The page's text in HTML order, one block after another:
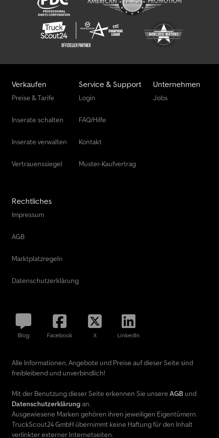
Verzurringe 4 Stück in den Seitenbordwänden integriert,
Zugkraft 400 kg pro Zurring, Dekra geprüft, mit 100 km/h
Zulassung. Chsdpfx Asri Tccsbpoa
Verkaufen
Preise & Tarife
Inserate schalten
Inserate verwalten
Vertrauenssiegel
Service & Support
Login
FAQ/Hilfe
Kontakt
Muster-Kaufvertrag
Unternehmen
Jobs
Rechtliches
Impressum
AGB
Marktplatzregeln
Datenschutzerklärung
Blog Facebook X LinkedIn
Alle Informationen, Angebote und Preise auf dieser Seite sind
freibleibend und unverbindlich!
Mit der Benutzung dieser Seite erkennen Sie unsere AGB und
Datenschutzerklärung an.
Ausgewiesene Marken gehören ihren jeweiligen Eigentümern.
TruckScout24 GmbH übernimmt keine Haftung für den Inhalt
verlinkter externer Internetseiten.